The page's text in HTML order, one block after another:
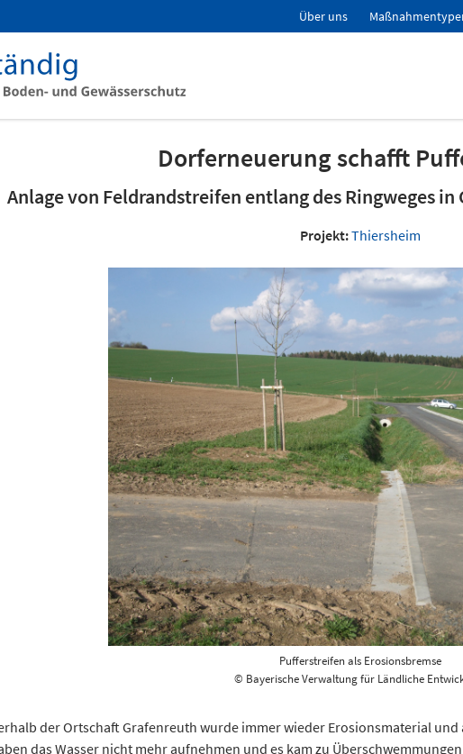
Über uns
Dorferneuerung schafft
Anlage von Feldrandstreifen entlang des Ringweges
Projekt:Thiersheim
Pufferstreifen als Erosionsbremse
© Bayerische Verwaltung für Ländliche
der Ortschaft Grafenreuth wurde immer wieder Erosionsmaterial
das Wasser nicht mehr aufnehmen und es kam zu